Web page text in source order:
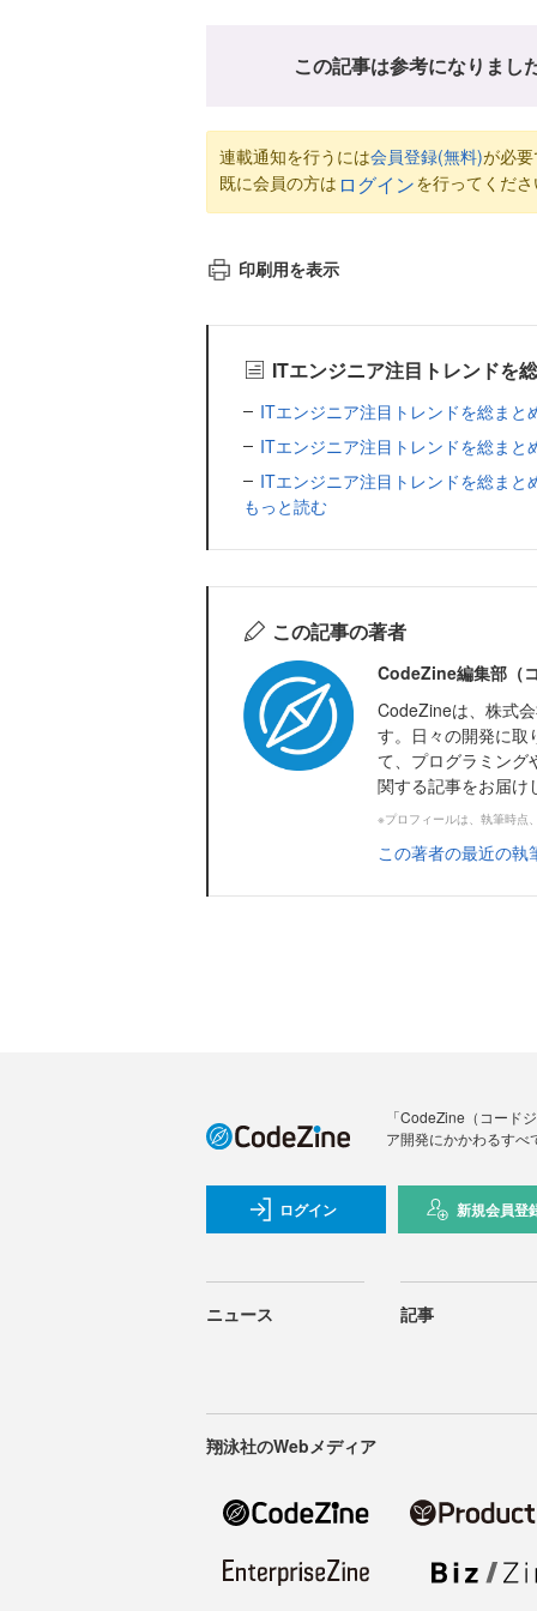
この記事は参考になりまし
連載通知を行うには会員登録(無料)が必
既に会員の方は ログインを行ってくだ
印刷用を表示
ITエンジニア注目トレンドを
ITエンジニア注目トレンドを総ま
ITエンジニア注目トレンドを総ま
ITエンジニア注目トレンドを総ま
もっと読む
この記事の著者
CodeZine編集部（
CodeZineは、株式
す。日々の開発に取
て、プログラミング
関する記事をお届け
※プロフィールは、執筆時点
この著者の最近の執
「CodeZine（コード
ア開発にかかわるす
ログイン 新規会員登
ニュース 記事
翔泳社のWebメディア